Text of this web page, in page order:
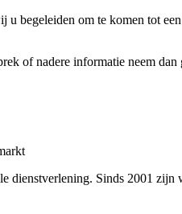
u begeleiden om te komen tot
of nadere informatie neem dan
dienstverlening. Sinds 2001 zijn